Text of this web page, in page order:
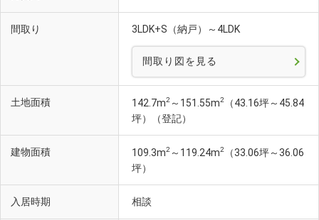
間取り 3LDK+S（納戸）～4LDK
間取り図を見る
土地面積 142.7m2 ～151.55m2
（43.16坪～45.84
坪）（登記）
建物面積 109.3m2 ～119.24m2
（33.06坪～36.06
坪）
入居時期 相談